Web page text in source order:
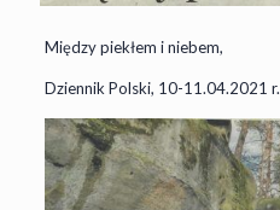
Między piekłem i niebem,
Dziennik Polski, 10-11.04.2021 r.